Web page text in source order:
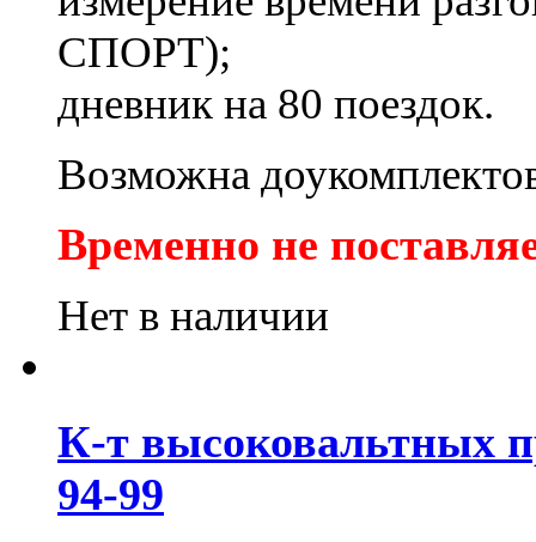
СПОРТ);
дневник на 80 поездок.
Возможна
Временно не
Нет в наличии
К-т высоковальтных
94-99